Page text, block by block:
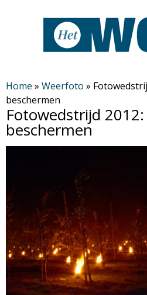
en
naar
algemene
gaan
H
e
t
e
e
r
M
Home » Weerfoto »
beschermen
Fotowedstrijd
beschermen